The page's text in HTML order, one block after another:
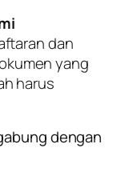
dan
yang
harus
dengan